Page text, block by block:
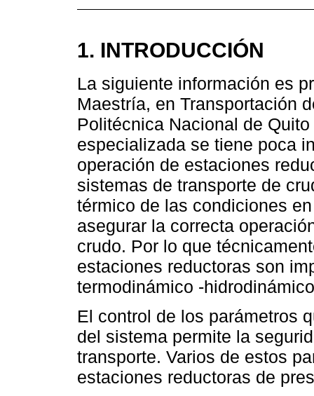
1. INTRODUCCIÓN
La siguiente información es
Maestría, en Transportación
Politécnica Nacional de
especializada se tiene poca
operación de estaciones
sistemas de transporte de
térmico de las condiciones
asegurar la correcta
crudo. Por lo que
estaciones reductoras son
termodinámico -
El control de los parámetros
del sistema permite la
transporte. Varios de estos
estaciones reductoras de